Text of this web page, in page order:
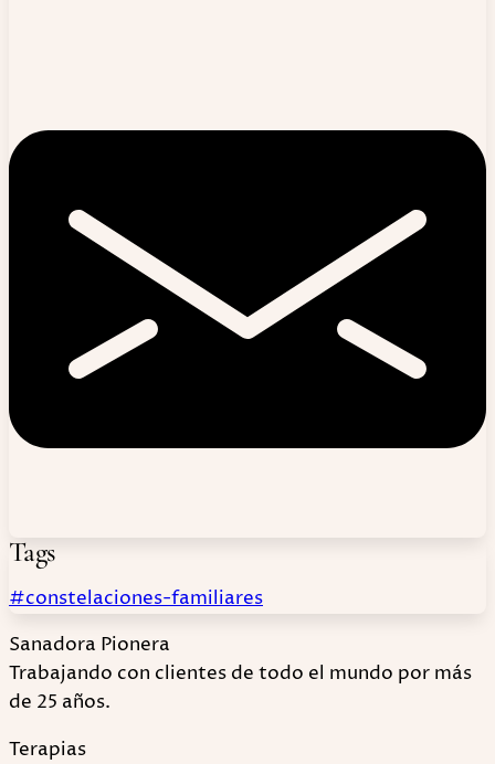
Tags
#constelaciones-familiares
Sanadora Pionera
Trabajando con clientes de todo el mundo por más
de 25 años.
Terapias